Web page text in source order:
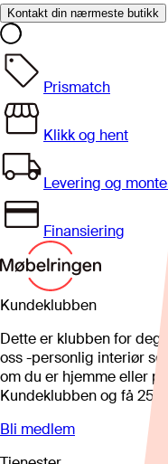
Kontakt din nærmeste butikk
Prismatch
Klikk og hent
Levering og
Finansiering
Kundeklubben
Dette er klubben for deg
oss -personlig interiør
om du er hjemme eller
Kundeklubben og få
Bli medlem